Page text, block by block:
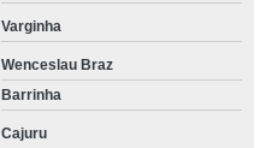
Varginha
Wenceslau Braz
Barrinha
Cajuru